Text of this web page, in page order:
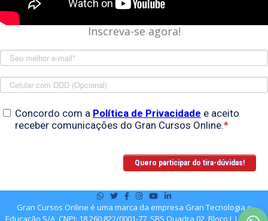
Inscreva-se agora!
Gran Cursos Online é uma marca da empresa Gran Tecnologia e
Educação S/A, CNPJ: 18.260.822/0001-77, SBS Quadra 02, Bloco J, Lote 10,